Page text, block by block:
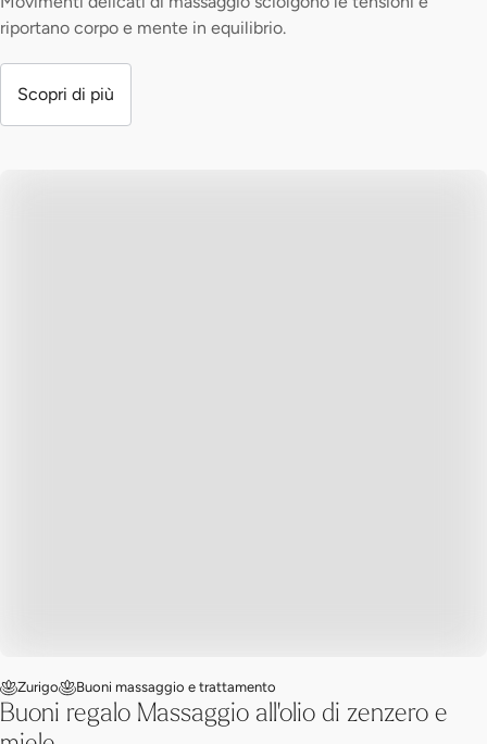
riportano corpo e mente in equilibrio.
Scopri di più
Zurigo Buoni massaggio e trattamento
Buoni regalo Massaggio all'olio di zenzero e